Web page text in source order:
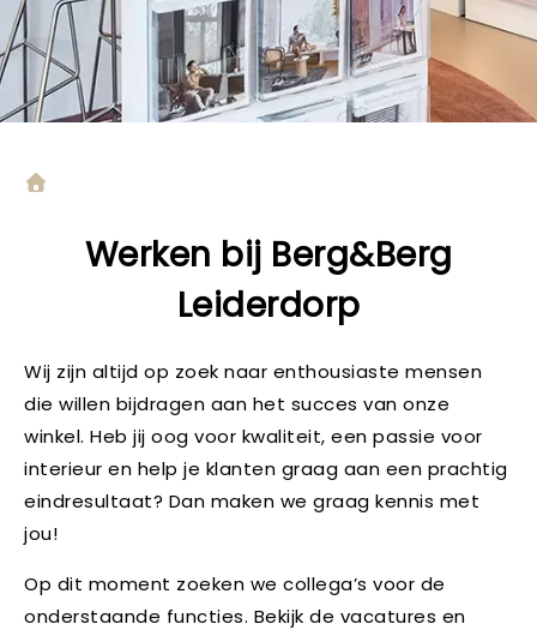
Werken bij Berg&Berg
Leiderdorp
Wij zijn altijd op zoek naar enthousiaste mensen
die willen bijdragen aan het succes van onze
winkel. Heb jij oog voor kwaliteit, een passie voor
interieur en help je klanten graag aan een prachtig
eindresultaat? Dan maken we graag kennis met
jou!
Op dit moment zoeken we collega’s voor de
onderstaande functies. Bekijk de vacatures en